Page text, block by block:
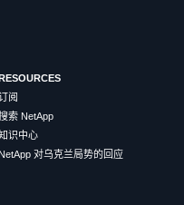
阅
索 NetApp
识中心
NetApp 对乌克兰局势的回应